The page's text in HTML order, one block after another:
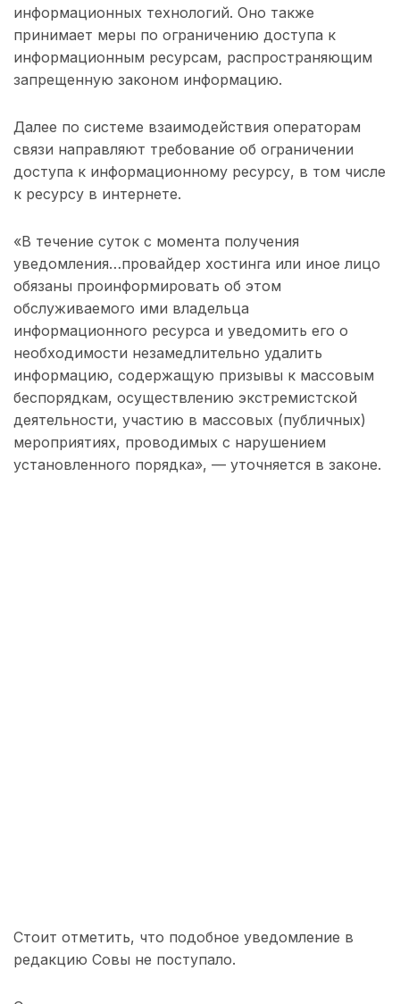
информационных технологий. Оно также
принимает меры по ограничению доступа к
информационным ресурсам, распространяющим
запрещенную законом информацию.
Далее по системе взаимодействия операторам
связи направляют требование об ограничении
доступа к информационному ресурсу, в том числе
к ресурсу в интернете.
«В течение суток с момента получения
уведомления…провайдер хостинга или иное лицо
обязаны проинформировать об этом
обслуживаемого ими владельца
информационного ресурса и уведомить его о
необходимости незамедлительно удалить
информацию, содержащую призывы к массовым
беспорядкам, осуществлению экстремистской
деятельности, участию в массовых (публичных)
мероприятиях, проводимых с нарушением
установленного порядка», — уточняется в законе.
Стоит отметить, что подобное уведомление в
редакцию Совы не поступало.